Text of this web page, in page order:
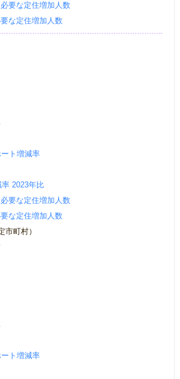
要な定住増加人数
な定住増加人数
ト増減率
2023年比
要な定住増加人数
な定住増加人数
市町村）
ト増減率